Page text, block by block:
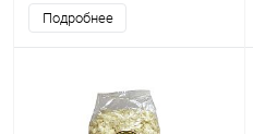
Подробнее